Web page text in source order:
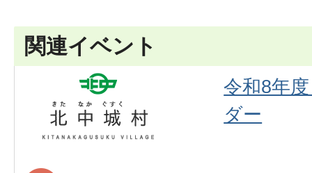
関連イベント
令和8年
ダー